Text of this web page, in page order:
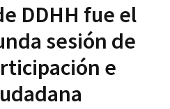
DDHH fue el
sesión de
e